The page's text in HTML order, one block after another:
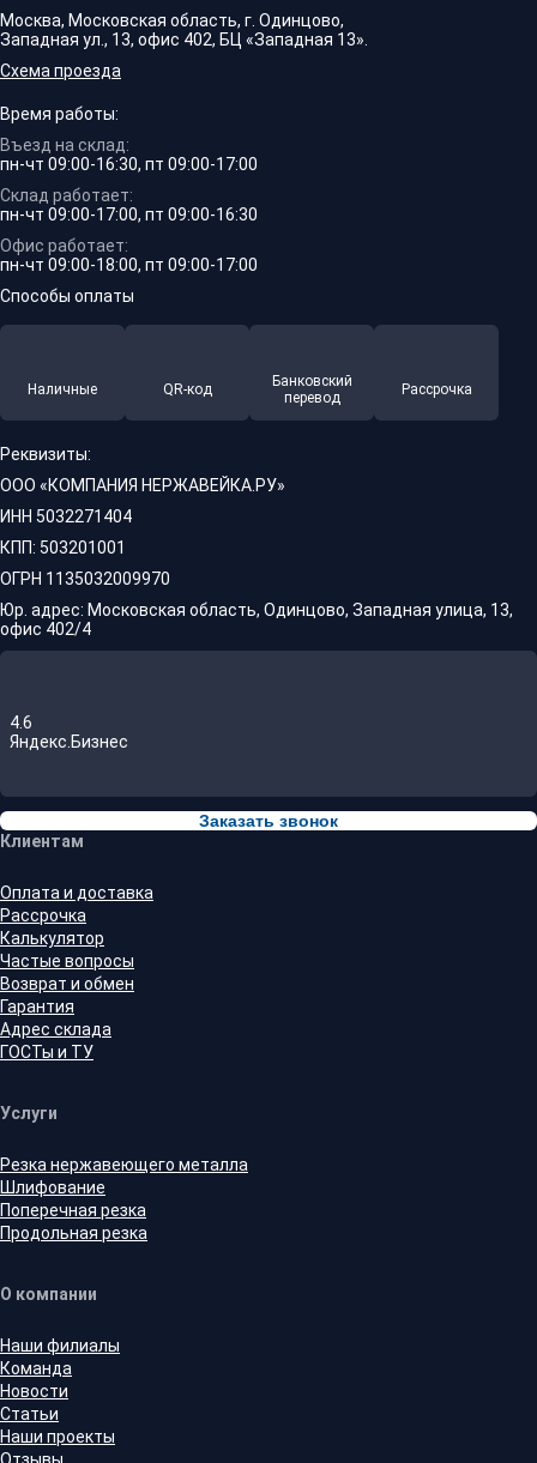
Москва, Московская область, г. Одинцово,
Западная ул., 13, офис 402, БЦ «Западная 13».
Схема проезда
Время работы:
Въезд на склад:
пн-чт 09:00-16:30, пт 09:00-17:00
Склад работает:
пн-чт 09:00-17:00, пт 09:00-16:30
Офис работает:
пн-чт 09:00-18:00, пт 09:00-17:00
Способы оплаты
Наличные QR-код
Банковский
перевод
Рассрочка
Реквизиты:
ООО «КОМПАНИЯ НЕРЖАВЕЙКА.РУ»
ИНН 5032271404
КПП: 503201001
ОГРН 1135032009970
Юр. адрес: Московская область, Одинцово, Западная улица, 13,
офис 402/4
4.6
Яндекс.Бизнес
Заказать звонок
Клиентам
Оплата и доставка
Рассрочка
Калькулятор
Частые вопросы
Возврат и обмен
Гарантия
Адрес склада
ГОСТы и ТУ
Услуги
Резка нержавеющего металла
Шлифование
Поперечная резка
Продольная резка
О компании
Наши филиалы
Команда
Новости
Статьи
Наши проекты